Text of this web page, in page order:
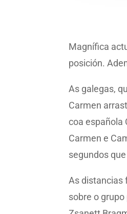
Magnífica
posición.
As galegas,
Carmen
coa española
Carmen e
segundos
As distancias
sobre o